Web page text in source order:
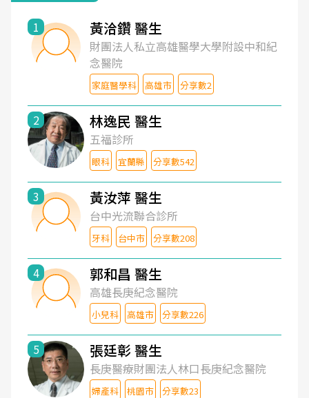
1 黃洽鑽 醫生
財團法人私立高雄醫學大學附設中和紀
念醫院
家庭醫學科 高雄市 分享數2
2 林逸民 醫生
五福診所
眼科 宜蘭縣 分享數542
3 黃汝萍 醫生
台中光流聯合診所
牙科 台中市 分享數208
4 郭和昌 醫生
高雄長庚紀念醫院
小兒科 高雄市 分享數226
5 張廷彰 醫生
長庚醫療財團法人林口長庚紀念醫院
婦產科 桃園市 分享數23